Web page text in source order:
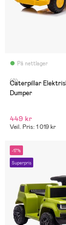
På nettlager
(0)
Caterpillar
Dumper
449 kr
Veil. Pris: 1 019 kr
-17%
Superpris